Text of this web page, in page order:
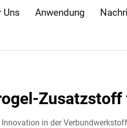
Uns Anwendung
Zusatzstoff
in der